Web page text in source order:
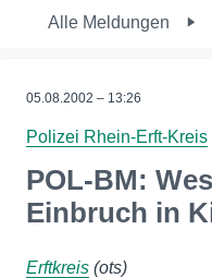
Alle Meldungen
05.08.2002 – 13:26
Polizei Rhein-Erft-Kreis
POL-BM:
Einbruch in
Erftkreis (ots)